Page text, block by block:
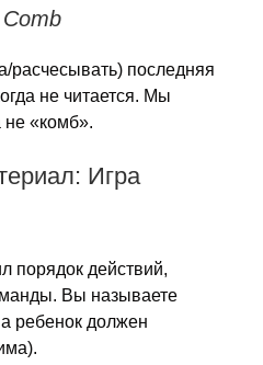
расчесывать) последняя
не читается. Мы
не «комб».
Игра
порядок действий,
Вы называете
ребенок должен